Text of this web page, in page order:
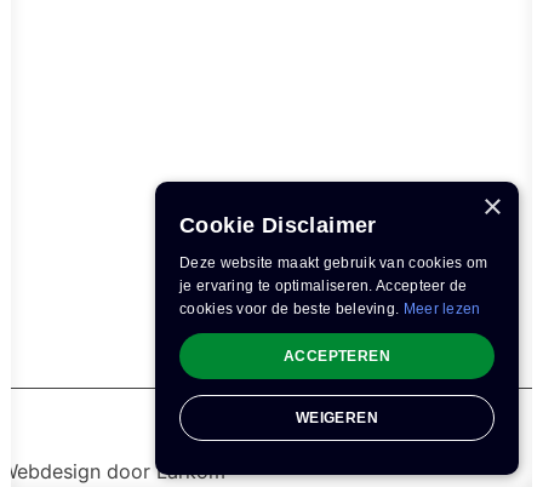
Webdesign doorLarkom
×
Cookie Disclaimer
Deze website maakt gebruik van cookies om
je ervaring te optimaliseren. Accepteer de
cookies voor de beste beleving. Meer lezen
ACCEPTEREN
WEIGEREN